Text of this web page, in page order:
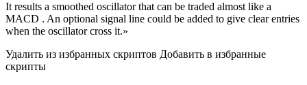
It results a smoothed oscillator that can be traded almost like a
MACD . An optional signal line could be added to give clear entries
when the oscillator cross it.»
Удалить из избранных скриптов Добавить в избранные
скрипты